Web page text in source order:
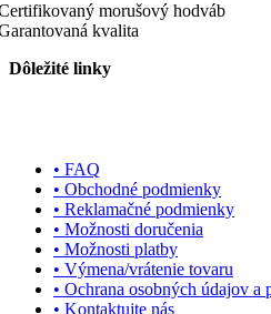
morušový hodváb
kvalita
Dôležité linky
• FAQ
• Obchodné podmienky
• Reklamačné podmienky
• Možnosti doručenia
• Možnosti platby
• Výmena/vrátenie tovaru
• Ochrana osobných údajov a
• Kontaktujte nás